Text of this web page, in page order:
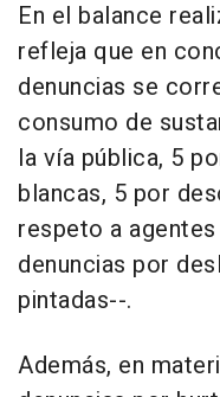
En el balance
refleja que en
denuncias se
consumo de
la vía pública, 5
blancas, 5 por
respeto a
denuncias por
pintadas--.
Además, en